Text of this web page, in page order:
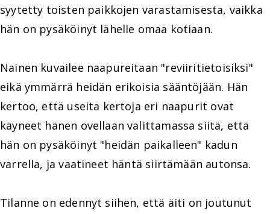
syytetty toisten paikkojen varastamisesta, vaikka
hän on pysäköinyt lähelle omaa kotiaan.
Nainen kuvailee naapureitaan "reviiritietoisiksi"
eikä ymmärrä heidän erikoisia sääntöjään. Hän
kertoo, että useita kertoja eri naapurit ovat
käyneet hänen ovellaan valittamassa siitä, että
hän on pysäköinyt "heidän paikalleen" kadun
varrella, ja vaatineet häntä siirtämään autonsa.
Tilanne on edennyt siihen, että äiti on joutunut